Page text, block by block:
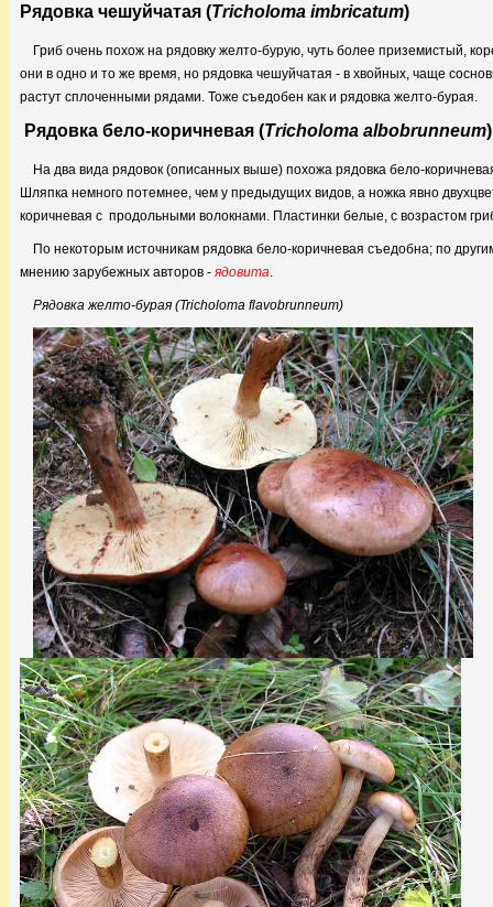
Рядовка чешуйчатая (Tricholoma imbricatum)
Гриб очень похож на рядовку желто-бурую, чуть более приземистый,
они в одно и то же время, но рядовка чешуйчатая - в хвойных, чаще
растут сплоченными рядами. Тоже съедобен как и рядовка желто-бурая.
Рядовка бело-коричневая (Tricholoma albobrunneum)
На два вида рядовок (описанных выше) похожа рядовка бело-
Шляпка немного потемнее, чем у предыдущих видов, а ножка явно
коричневая с продольными волокнами. Пластинки белые, с возрастом
По некоторым источникам рядовка бело-коричневая съедобна; по
мнению зарубежных авторов - ядовита
Рядовка желто-бурая (Tricholoma flavobrunneum)